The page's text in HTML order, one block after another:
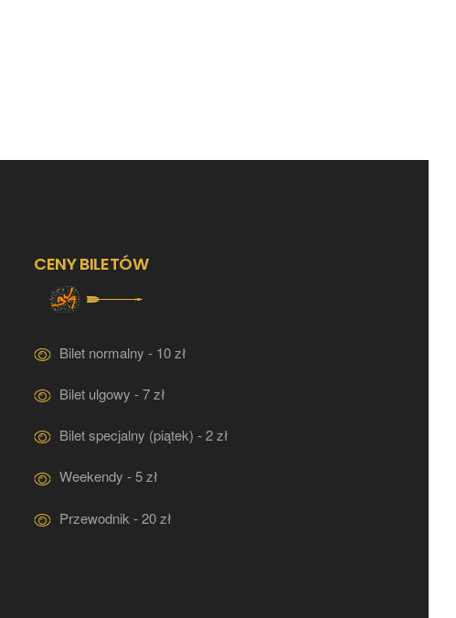
CENY BILETÓW
Bilet normalny - 10 zł
Bilet ulgowy - 7 zł
Bilet specjalny (piątek) - 2 zł
Weekendy - 5 zł
Przewodnik - 20 zł